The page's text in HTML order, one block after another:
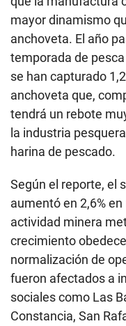
mayor dinamismo
anchoveta. El año
temporada de
se han capturado
anchoveta que,
tendrá un rebote
la industria
harina de pescado.
Según el reporte, el
aumentó en 2,6%
actividad minera
crecimiento
normalización de
fueron afectados a
sociales como Las
Constancia, San